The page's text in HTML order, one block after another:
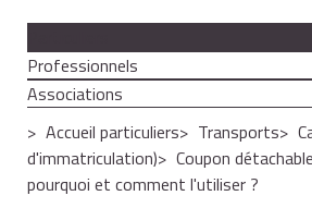
Professionnels
Associations
Accueil particuliers
Transports
d'immatriculation)
Coupon
pourquoi et comment l'utiliser ?